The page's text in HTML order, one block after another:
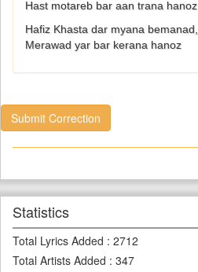
Hast motareb bar aan trana hanoz
Hafiz Khasta dar myana bemanad,
Merawad yar bar kerana hanoz
Submit Correction
Statistics
Total Lyrics Added : 2712
Total Artists Added : 347